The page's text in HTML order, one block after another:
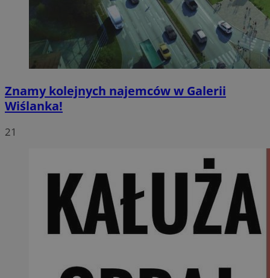
Znamy kolejnych najemców w Galerii
Wiślanka!
21